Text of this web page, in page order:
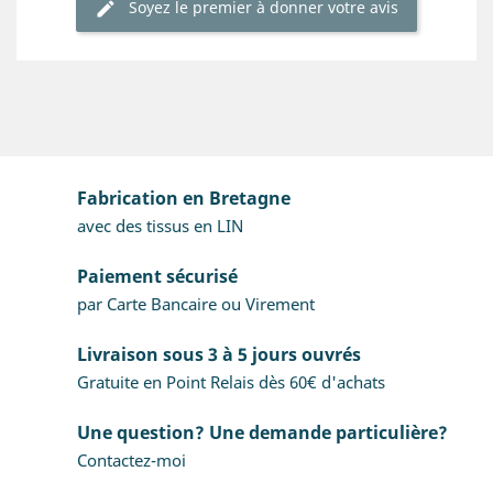
Soyez le premier à donner votre avis
Fabrication en Bretagne
avec des tissus en LIN
Paiement sécurisé
par Carte Bancaire ou Virement
Livraison sous 3 à 5 jours ouvrés
Gratuite en Point Relais dès 60€ d'achats
Une question? Une demande particulière?
Contactez-moi